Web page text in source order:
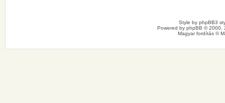
Style by phpBB3
Powered by phpBB © 2000,
Magyar fordítás ©